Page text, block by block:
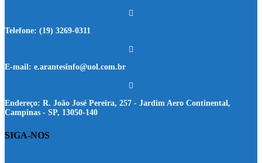
Telefone: (19) 3269-0311
E-mail: e.arantesinfo@uol.com.br
Endereço: R. João José Pereira, 257 - Jardim Aero Continental,
Campinas - SP, 13050-140
SIGA-NOS